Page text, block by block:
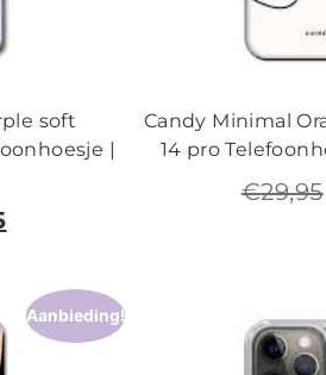
soft
|
Candy Minimal
14 pro
€29,95
Aanbieding!